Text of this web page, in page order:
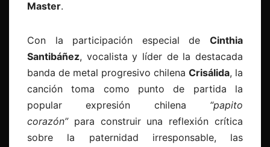
Master.
Con la participación especial de Cinthia
Santibáñez, vocalista y líder de la destacada
banda de metal progresivo chilena Crisálida, la
canción toma como punto de partida la
popular expresión chilena “papito
corazón”para construir una reflexión crítica
sobre la paternidad irresponsable, las